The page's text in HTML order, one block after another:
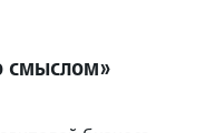
смыслом»